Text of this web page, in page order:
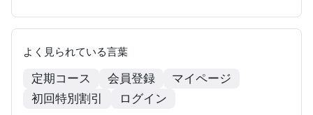
よく見られている言葉
定期コース 会員登録
マイページ
初回特別割引
ログイン